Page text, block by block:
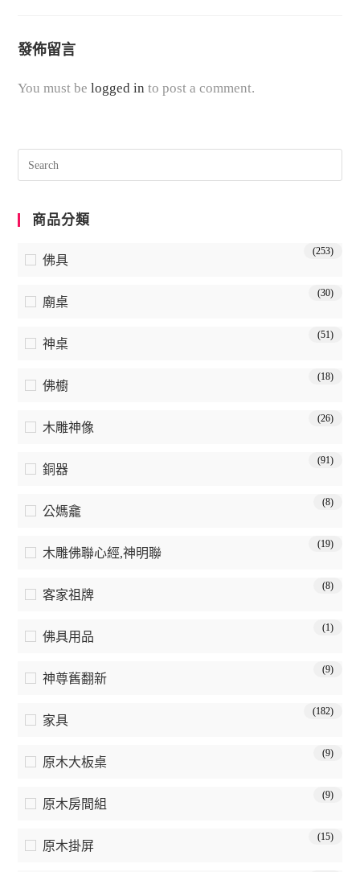
發佈留言
You must belogged in to post a comment.
商品分類
佛具
(253)
廟桌
(30)
神桌
(51)
佛櫥
(18)
木雕神像
(26)
銅器
(91)
公媽龕
(8)
木雕佛聯心經,神明聯
(19)
客家祖牌
(8)
佛具用品
(1)
神尊舊翻新
(9)
家具
(182)
原木大板桌
(9)
原木房間組
(9)
原木掛屏
(15)